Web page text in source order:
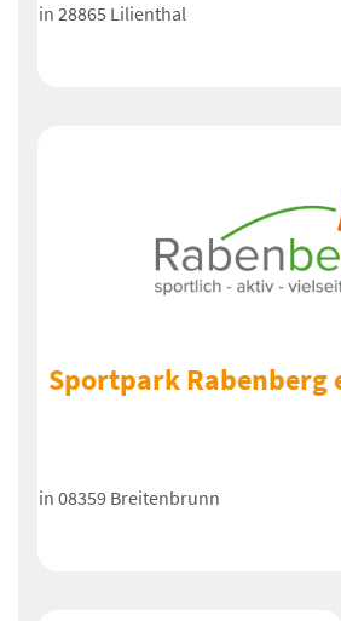
in 28865 Lilienthal
Sportpark Rabenberg
in 08359 Breitenbrunn